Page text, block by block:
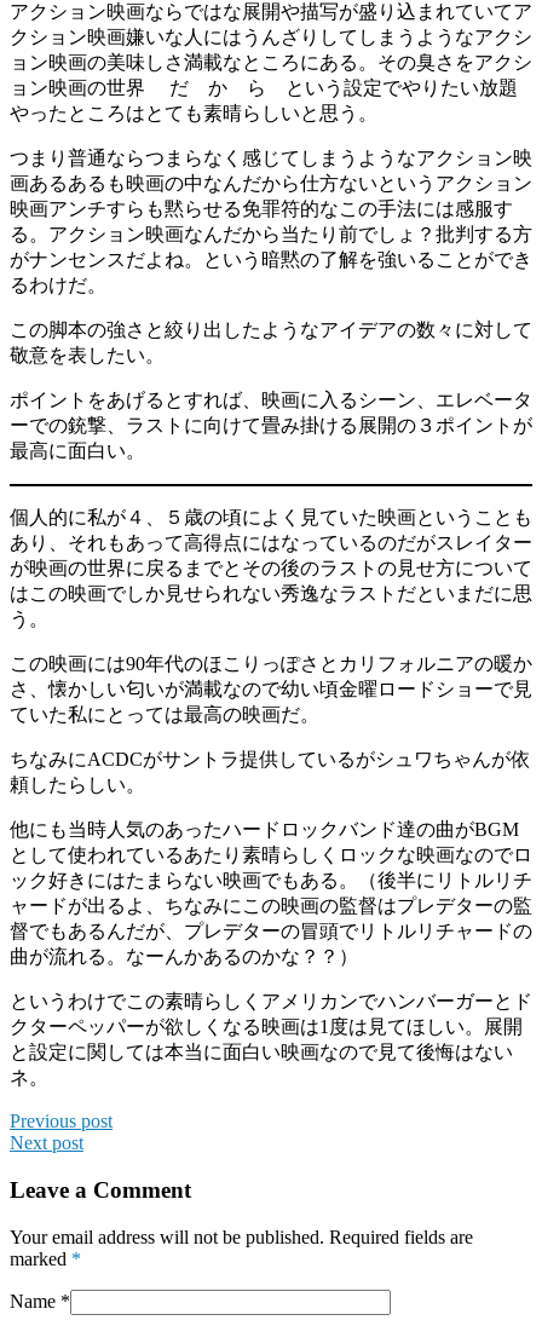
アクション映画ならではな展開や描写が盛り込まれていてア
クション映画嫌いな人にはうんざりしてしまうようなアクシ
ョン映画の美味しさ満載なところにある。その臭さをアクシ
ョン映画の世界 だ か ら という設定でやりたい放題
やったところはとても素晴らしいと思う。
つまり普通ならつまらなく感じてしまうようなアクション映
画あるあるも映画の中なんだから仕方ないというアクション
映画アンチすらも黙らせる免罪符的なこの手法には感服す
る。アクション映画なんだから当たり前でしょ？批判する方
がナンセンスだよね。という暗黙の了解を強いることができ
るわけだ。
この脚本の強さと絞り出したようなアイデアの数々に対して
敬意を表したい。
ポイントをあげるとすれば、映画に入るシーン、エレベータ
ーでの銃撃、ラストに向けて畳み掛ける展開の３ポイントが
最高に面白い。
個人的に私が４、５歳の頃によく見ていた映画ということも
あり、それもあって高得点にはなっているのだがスレイター
が映画の世界に戻るまでとその後のラストの見せ方について
はこの映画でしか見せられない秀逸なラストだといまだに思
う。
この映画には90年代のほこりっぽさとカリフォルニアの暖か
さ、懐かしい匂いが満載なので幼い頃金曜ロードショーで見
ていた私にとっては最高の映画だ。
ちなみにACDCがサントラ提供しているがシュワちゃんが依
頼したらしい。
他にも当時人気のあったハードロックバンド達の曲がBGM
として使われているあたり素晴らしくロックな映画なのでロ
ック好きにはたまらない映画でもある。（後半にリトルリチ
ャードが出るよ、ちなみにこの映画の監督はプレデターの監
督でもあるんだが、プレデターの冒頭でリトルリチャードの
曲が流れる。なーんかあるのかな？？）
というわけでこの素晴らしくアメリカンでハンバーガーとド
クターペッパーが欲しくなる映画は1度は見てほしい。展開
と設定に関しては本当に面白い映画なので見て後悔はない
ネ。
Previous post
Next post
Leave a Comment
Your email address will not be published. Required fields are
marked *
Name *